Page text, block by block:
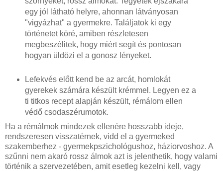
egy jól látható helyre, ahonnan látványosan
"vigyázhat" a gyermekre. Találjatok ki egy
történetet köré, amiben részletesen
megbeszélitek, hogy miért segít és pontosan
hogyan üldözi el a gonosz lényeket.
Lefekvés előtt kend be az arcát, homlokát
gyerekek számára készült krémmel. Legyen ez a
ti titkos recept alapján készült, rémálom ellen
védő csodaszérumotok.
Ha a rémálmok mindezek ellenére hosszabb ideje,
rendszeresen visszatérnek, vidd el a gyermeked
szakemberhez - gyermekpszichológushoz, háziorvoshoz. A
szűnni nem akaró rossz álmok azt is jelenthetik, hogy valami
történik a szervezetében, amit esetleg kezelni kell, vagy